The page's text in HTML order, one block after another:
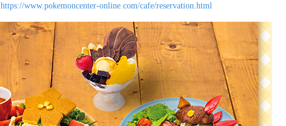
を
読
み
込
み
中
で
す
https://www.pokemoncenter-online.com/cafe/reservation.html